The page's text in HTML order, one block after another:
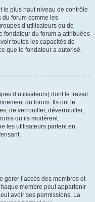
le plus haut niveau de contrôle
du forum comme les
d’utilisateurs ou de
fondateur du forum a attribuées
toutes les capacités de
que le fondateur a autorisé.
d’utilisateurs) dont le travail
du forum. Ils ont le
de verrouiller, déverrouiller,
qu’ils modèrent.
les utilisateurs partent en
gérer l’accès des membres et
membre peut appartenir
avoir ses permissions. La